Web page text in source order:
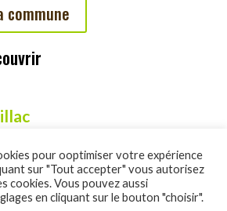
commune
pour ooptimiser votre expérience
sur "Tout accepter" vous autorisez
cookies. Vous pouvez aussi
en cliquant sur le bouton "choisir".